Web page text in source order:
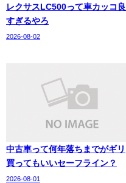
レクサスLC500って車カッコ良
すぎるやろ
2026-08-02
中古車って何年落ちまでがギリ
買ってもいいセーフライン？
2026-08-01